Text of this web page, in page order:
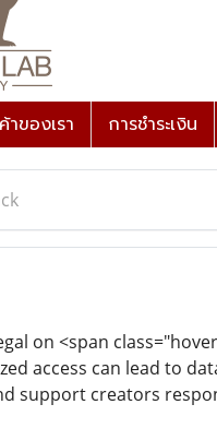
ของเรา การชำระเงิน
on <span
access can lead to
support creators